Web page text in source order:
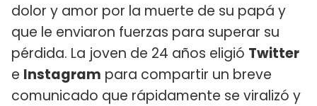
dolor y amor por la muerte de su papá y
que le enviaron fuerzas para superar su
pérdida. La joven de 24 años eligió Twitter
e Instagram para compartir un breve
comunicado que rápidamente se viralizó y